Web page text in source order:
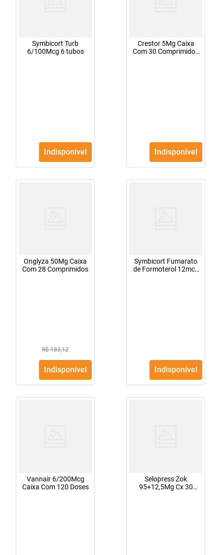
Symbicort Turb
6/100Mcg 6 tubos
Indisponível
Crestor 5Mg Caixa
Com 30 Comprimidos
Indisponível
Onglyza 50Mg Caixa
Com 28 Comprimidos
R$ 183,12
Indisponível
Symbicort Fumarato
de Formoterol 12mcg
Indisponível
Vannair 6/200Mcg
Caixa Com 120 Doses
Selopress Zok
95+12,5Mg Cx 30